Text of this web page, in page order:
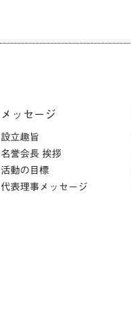
メッセージ
設立趣旨
名誉会長 挨拶
活動の目標
代表理事メッセージ